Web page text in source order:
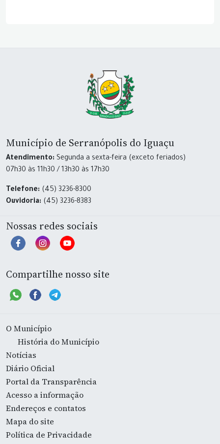
Município de Serranópolis do Iguaçu
Atendimento: Segunda a sexta-feira (exceto feriados)
07h30 às 11h30 / 13h30 às 17h30
Telefone: (45) 3236-8300
Ouvidoria: (45) 3236-8383
Nossas redes sociais
Compartilhe nosso site
O Município
História do Município
Notícias
Diário Oficial
Portal da Transparência
Acesso a informação
Endereços e contatos
Mapa do site
Política de Privacidade